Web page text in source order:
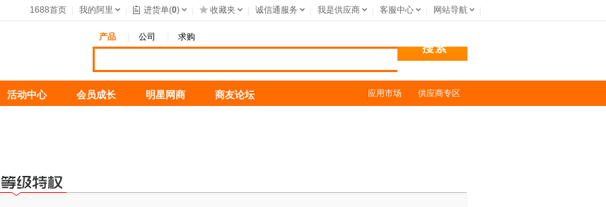
1688首页 我的阿里 进货单(0) 收藏夹 诚信通服务 我是供应商 客服中心 网站导航
产品 公司 求购
活动中心 会员成长 明星网商 商友论坛 应用市场 供应商专区